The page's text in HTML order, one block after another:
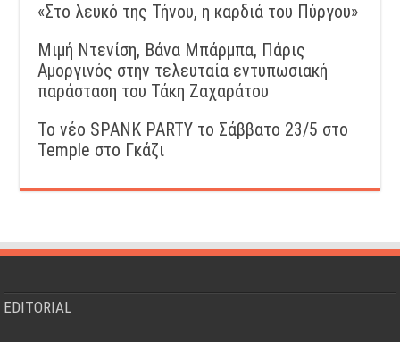
«Στο λευκό της Τήνου, η καρδιά του Πύργου»
Μιμή Ντενίση, Βάνα Μπάρμπα, Πάρις
Αμοργινός στην τελευταία εντυπωσιακή
παράσταση του Τάκη Ζαχαράτου
Το νέο SPANK PARTY το Σάββατο 23/5 στο
Temple στο Γκάζι
EDITORIAL